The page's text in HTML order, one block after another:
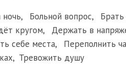
ночь, Больной вопрос,
кругом, Держать в
себе места, Переполнить
, Тревожить душу